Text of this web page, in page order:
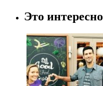
Это интересно